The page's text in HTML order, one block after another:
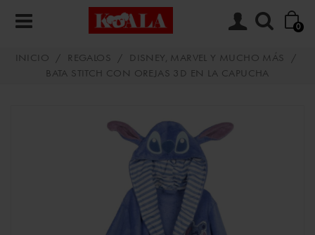
0
INICIO / REGALOS / DISNEY, MARVEL Y MUCHO MÁS
/
BATA STITCH CON OREJAS 3D EN LA CAPUCHA